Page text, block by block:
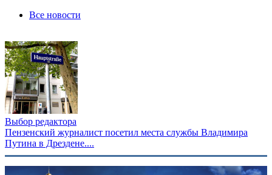
Все новости
Выбор редактора
Пензенский журналист посетил места службы Владимира
Путина в Дрездене....